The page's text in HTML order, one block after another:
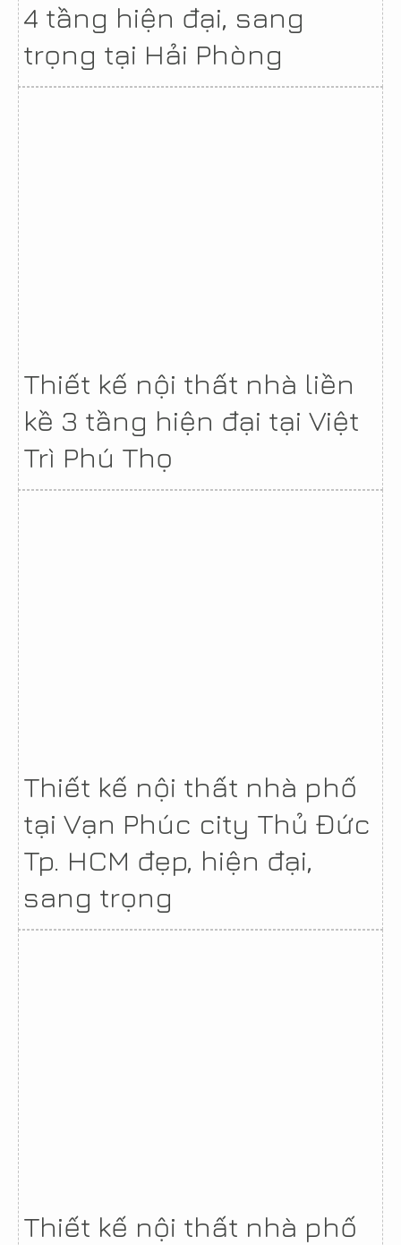
4 tầng hiện đại, sang
trọng tại Hải Phòng
Thiết kế nội thất nhà liền
kề 3 tầng hiện đại tại Việt
Trì Phú Thọ
Thiết kế nội thất nhà phố
tại Vạn Phúc city Thủ Đức
Tp. HCM đẹp, hiện đại,
sang trọng
Thiết kế nội thất nhà phố